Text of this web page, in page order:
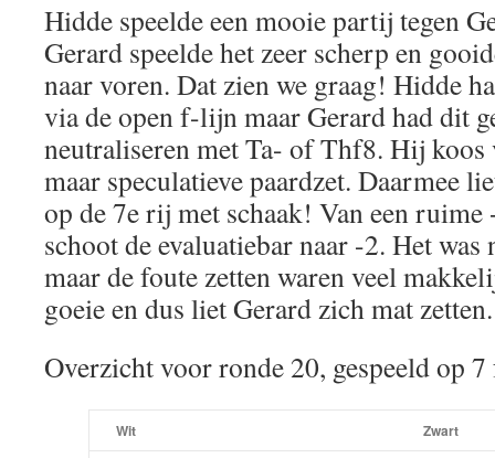
Hidde speelde een mooie partij tegen
Gerard speelde het zeer scherp en
naar voren. Dat zien we graag! Hidde
via de open f-lijn maar Gerard had dit
neutraliseren met Ta- of Thf8. Hij koos
maar speculatieve paardzet. Daarmee
op de 7e rij met schaak! Van een
schoot de evaluatiebar naar -2. Het was
maar de foute zetten waren veel
goeie en dus liet Gerard zich mat
Overzicht voor ronde 20, gespeeld op
Wit Zwart